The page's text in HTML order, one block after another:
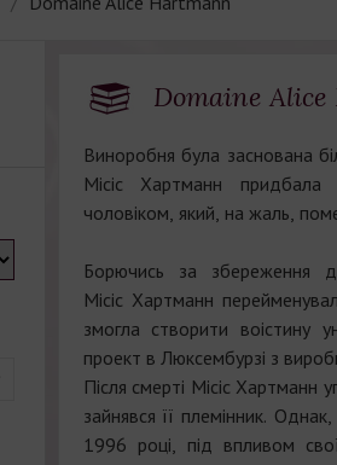
Domaine
Виноробня була заснована
Місіс Хартманн
чоловіком, який, на жаль,
Борючись за збереження
Місіс Хартманн
змогла створити воістину
проект в Люксембурзі з
Після смерті Місіс Хартманн
зайнявся її племінник.
1996 році, під впливом